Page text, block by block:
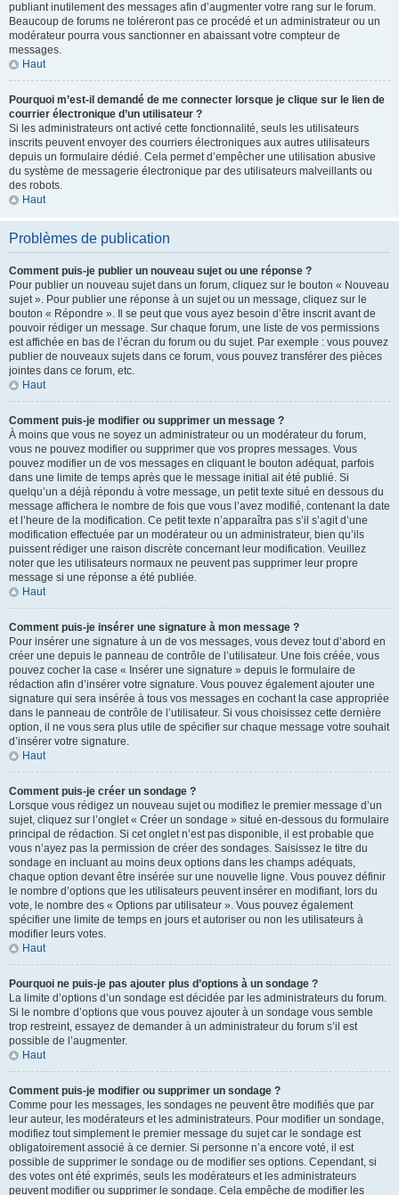
publiant inutilement des messages afin d’augmenter votre rang sur le forum.
Beaucoup de forums ne toléreront pas ce procédé et un administrateur ou un
modérateur pourra vous sanctionner en abaissant votre compteur de
messages.
Haut
Pourquoi m’est-il demandé de me connecter lorsque je clique sur le lien de
courrier électronique d’un utilisateur ?
Si les administrateurs ont activé cette fonctionnalité, seuls les utilisateurs
inscrits peuvent envoyer des courriers électroniques aux autres utilisateurs
depuis un formulaire dédié. Cela permet d’empêcher une utilisation abusive
du système de messagerie électronique par des utilisateurs malveillants ou
des robots.
Haut
Problèmes de publication
Comment puis-je publier un nouveau sujet ou une réponse ?
Pour publier un nouveau sujet dans un forum, cliquez sur le bouton « Nouveau
sujet ». Pour publier une réponse à un sujet ou un message, cliquez sur le
bouton « Répondre ». Il se peut que vous ayez besoin d’être inscrit avant de
pouvoir rédiger un message. Sur chaque forum, une liste de vos permissions
est affichée en bas de l’écran du forum ou du sujet. Par exemple : vous pouvez
publier de nouveaux sujets dans ce forum, vous pouvez transférer des pièces
jointes dans ce forum, etc.
Haut
Comment puis-je modifier ou supprimer un message ?
À moins que vous ne soyez un administrateur ou un modérateur du forum,
vous ne pouvez modifier ou supprimer que vos propres messages. Vous
pouvez modifier un de vos messages en cliquant le bouton adéquat, parfois
dans une limite de temps après que le message initial ait été publié. Si
quelqu’un a déjà répondu à votre message, un petit texte situé en dessous du
message affichera le nombre de fois que vous l’avez modifié, contenant la date
et l’heure de la modification. Ce petit texte n’apparaîtra pas s’il s’agit d’une
modification effectuée par un modérateur ou un administrateur, bien qu’ils
puissent rédiger une raison discrète concernant leur modification. Veuillez
noter que les utilisateurs normaux ne peuvent pas supprimer leur propre
message si une réponse a été publiée.
Haut
Comment puis-je insérer une signature à mon message ?
Pour insérer une signature à un de vos messages, vous devez tout d’abord en
créer une depuis le panneau de contrôle de l’utilisateur. Une fois créée, vous
pouvez cocher la case « Insérer une signature » depuis le formulaire de
rédaction afin d’insérer votre signature. Vous pouvez également ajouter une
signature qui sera insérée à tous vos messages en cochant la case appropriée
dans le panneau de contrôle de l’utilisateur. Si vous choisissez cette dernière
option, il ne vous sera plus utile de spécifier sur chaque message votre souhait
d’insérer votre signature.
Haut
Comment puis-je créer un sondage ?
Lorsque vous rédigez un nouveau sujet ou modifiez le premier message d’un
sujet, cliquez sur l’onglet « Créer un sondage » situé en-dessous du formulaire
principal de rédaction. Si cet onglet n’est pas disponible, il est probable que
vous n’ayez pas la permission de créer des sondages. Saisissez le titre du
sondage en incluant au moins deux options dans les champs adéquats,
chaque option devant être insérée sur une nouvelle ligne. Vous pouvez définir
le nombre d’options que les utilisateurs peuvent insérer en modifiant, lors du
vote, le nombre des « Options par utilisateur ». Vous pouvez également
spécifier une limite de temps en jours et autoriser ou non les utilisateurs à
modifier leurs votes.
Haut
Pourquoi ne puis-je pas ajouter plus d’options à un sondage ?
La limite d’options d’un sondage est décidée par les administrateurs du forum.
Si le nombre d’options que vous pouvez ajouter à un sondage vous semble
trop restreint, essayez de demander à un administrateur du forum s’il est
possible de l’augmenter.
Haut
Comment puis-je modifier ou supprimer un sondage ?
Comme pour les messages, les sondages ne peuvent être modifiés que par
leur auteur, les modérateurs et les administrateurs. Pour modifier un sondage,
modifiez tout simplement le premier message du sujet car le sondage est
obligatoirement associé à ce dernier. Si personne n’a encore voté, il est
possible de supprimer le sondage ou de modifier ses options. Cependant, si
des votes ont été exprimés, seuls les modérateurs et les administrateurs
peuvent modifier ou supprimer le sondage. Cela empêche de modifier les